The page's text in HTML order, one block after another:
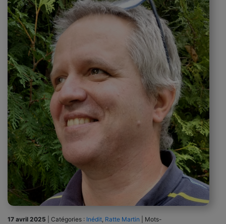
17 avril 2025 Catégories : Inédit, Ratte Martin
Mots-